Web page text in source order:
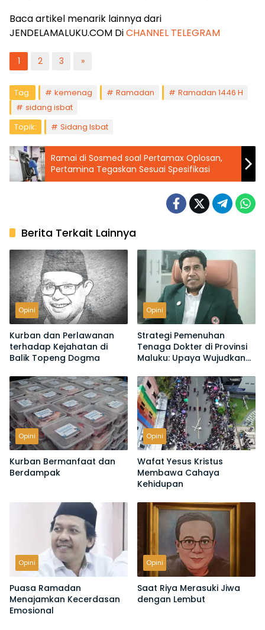
Baca artikel menarik lainnya dari
JENDELAMALUKU.COM DiCHANNEL TELEGRAM
1 2 3 »
Tag: kemenag Ramadan
Ramadan 1446 H
sidang isbat
Topik:
Sidang Isbat
Ramai di Sosmed soal Pertamax Oplosan,
Pertamina Tegaskan Sesuai Spesifikasi
Berita Terkait Lainnya
Opini
Kurban dan Perlawanan
terhadap Kejahatan di
Balik Topeng Dogma
Opini
Strategi Pemenuhan
Tenaga Dokter di Provinsi
Maluku: Upaya Wujudkan
Berkemajuan
Opini
Kurban Bermanfaat dan
Berdampak
Opini
Wafat Yesus Kristus
Membawa Cahaya
Kehidupan
Opini
Puasa Ramadan
Menajamkan Kecerdasan
Emosional
Opini
Saat Riya Merasuki Jiwa
dengan Lembut